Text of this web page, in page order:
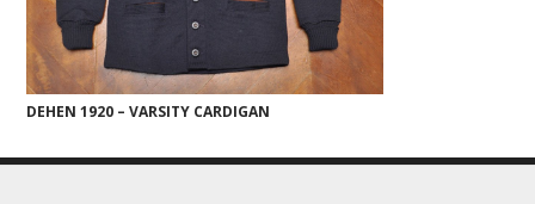
DEHEN 1920 – VARSITY CARDIGAN